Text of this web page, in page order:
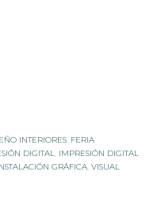
INTERIORES FERIA
DIGITAL IMPRESIÓN DIGITAL
GRÁFICA VISUAL